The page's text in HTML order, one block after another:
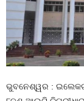
ଭୁବନେଶ୍ୱର :